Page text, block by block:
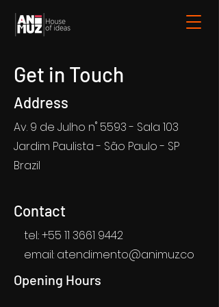
Get in Touch
Address
Av. 9 de Julho n˚ 5593 - Sala 103
Jardim Paulista - São Paulo - SP
Brazil
Contact
tel.:+55 11 3661 9442
email: atendimento@animuz.co
Opening Hours